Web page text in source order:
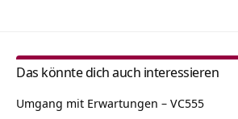
Das könnte dich auch interessieren
Umgang mit Erwartungen – VC555